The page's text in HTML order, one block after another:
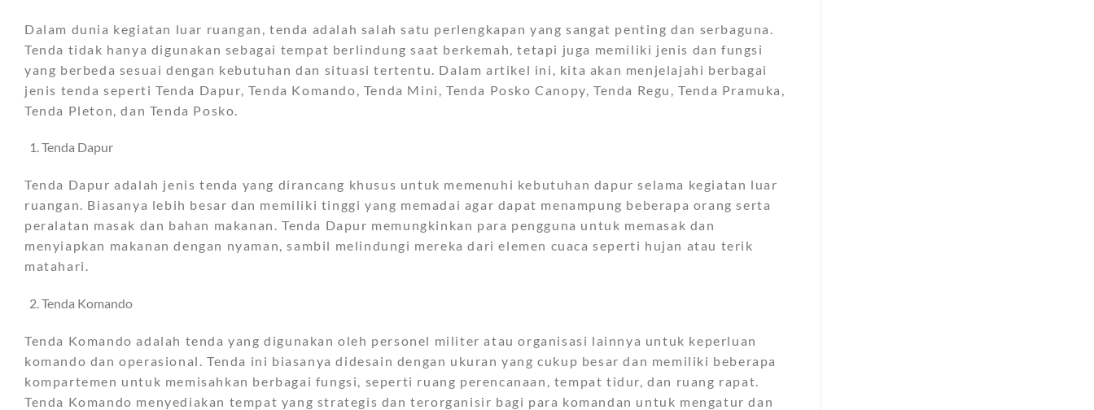
Dalam dunia kegiatan luar ruangan, tenda adalah salah satu perlengkapan yang sangat penting dan serbaguna.
Tenda tidak hanya digunakan sebagai tempat berlindung saat berkemah, tetapi juga memiliki jenis dan fungsi
yang berbeda sesuai dengan kebutuhan dan situasi tertentu. Dalam artikel ini, kita akan menjelajahi berbagai
jenis tenda seperti Tenda Dapur, Tenda Komando, Tenda Mini, Tenda Posko Canopy, Tenda Regu, Tenda Pramuka,
Tenda Pleton, dan Tenda Posko.
Tenda Dapur
Tenda Dapur adalah jenis tenda yang dirancang khusus untuk memenuhi kebutuhan dapur selama kegiatan luar
ruangan. Biasanya lebih besar dan memiliki tinggi yang memadai agar dapat menampung beberapa orang serta
peralatan masak dan bahan makanan. Tenda Dapur memungkinkan para pengguna untuk memasak dan
menyiapkan makanan dengan nyaman, sambil melindungi mereka dari elemen cuaca seperti hujan atau terik
matahari.
Tenda Komando
Tenda Komando adalah tenda yang digunakan oleh personel militer atau organisasi lainnya untuk keperluan
komando dan operasional. Tenda ini biasanya didesain dengan ukuran yang cukup besar dan memiliki beberapa
kompartemen untuk memisahkan berbagai fungsi, seperti ruang perencanaan, tempat tidur, dan ruang rapat.
Tenda Komando menyediakan tempat yang strategis dan terorganisir bagi para komandan untuk mengatur dan